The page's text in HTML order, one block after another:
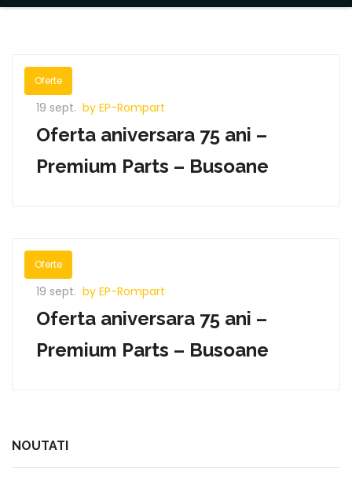
Oferte
19 sept. by EP-Rompart
Oferta aniversara 75 ani –
Premium Parts – Busoane
Oferte
19 sept. by EP-Rompart
Oferta aniversara 75 ani –
Premium Parts – Busoane
NOUTATI